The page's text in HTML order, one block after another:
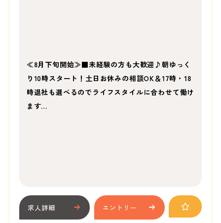
≪8月下旬開始≫■未経験の方も大歓迎♪朝ゆっく
り10時スタート！土日お休みの相談OK＆17時・18
時退社も選べるのでライフスタイルに合わせて働け
ます…
求人詳細 エントリー